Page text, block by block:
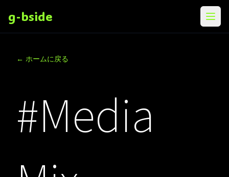
g-bside メニ
← ホームに戻る
#Media